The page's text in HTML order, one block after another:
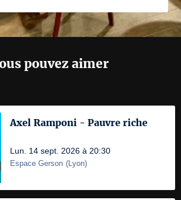
pouvez aimer
Axel Ramponi - Pauvre riche
Lun. 14 sept. 2026 à 20:30
Espace Gerson (Lyon)